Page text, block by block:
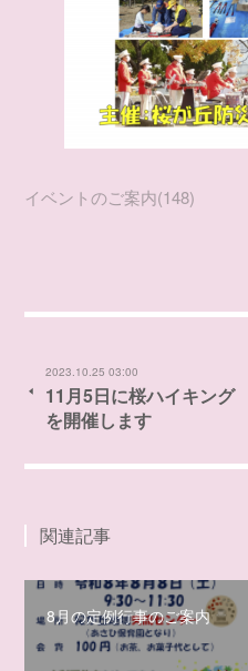
イベントのご案内(148)
2023.10.25 03:00
11月5日に桜ハイキング
を開催します
関連記事
8月の定例行事のご案内